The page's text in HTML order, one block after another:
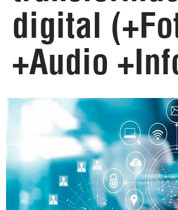
digital
+Audio